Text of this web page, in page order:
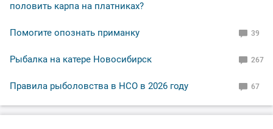
половить карпа на платниках?
Помогите опознать приманку 39
Рыбалка на катере Новосибирск 267
Правила рыболовства в НСО в 2026 году 67